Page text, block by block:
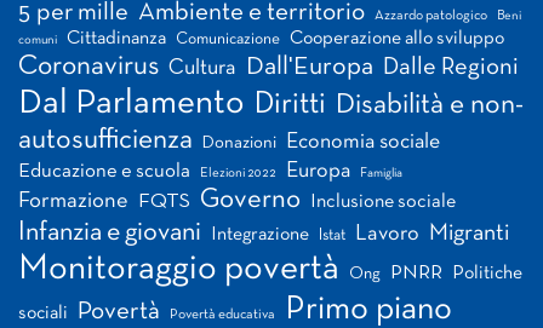
5 per mille Ambiente e territorio Azzardo patologico Beni
comuni Cittadinanza Comunicazione Cooperazione allo sviluppo
Coronavirus Cultura Dall'Europa Dalle Regioni
Dal Parlamento Diritti Disabilità e non-
autosufficienza
Donazioni Economia sociale
Educazione e scuola Elezioni 2022 Europa Famiglia
Formazione FQTS Governo Inclusione sociale
Infanzia e giovani Integrazione Istat Lavoro Migranti
Monitoraggio povertà Ong PNRR Politiche
sociali Povertà Povertà educativa Primo piano